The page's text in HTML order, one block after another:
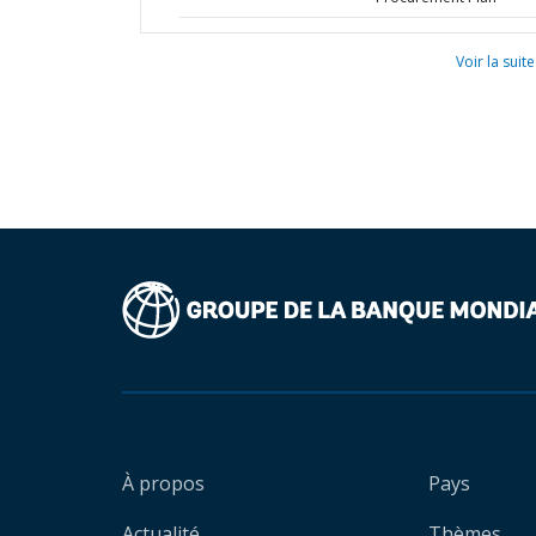
Voir la suite
À propos
Pays